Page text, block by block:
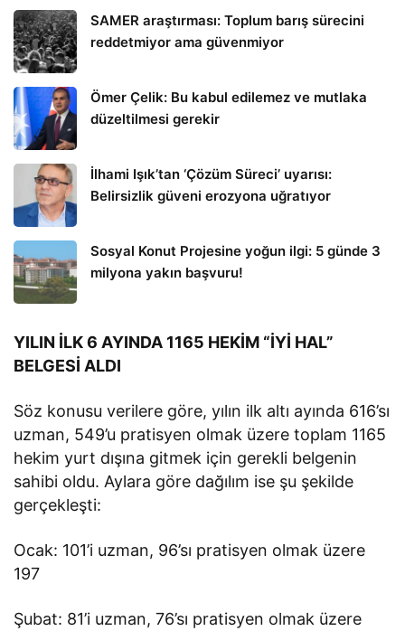
SAMER araştırması: Toplum barış sürecini
reddetmiyor ama güvenmiyor
Ömer Çelik: Bu kabul edilemez ve mutlaka
düzeltilmesi gerekir
İlhami Işık’tan ‘Çözüm Süreci’ uyarısı:
Belirsizlik güveni erozyona uğratıyor
Sosyal Konut Projesine yoğun ilgi: 5 günde 3
milyona yakın başvuru!
YILIN İLK 6 AYINDA 1165 HEKİM “İYİ HAL”
BELGESİ ALDI
Söz konusu verilere göre, yılın ilk altı ayında 616’sı
uzman, 549’u pratisyen olmak üzere toplam 1165
hekim yurt dışına gitmek için gerekli belgenin
sahibi oldu. Aylara göre dağılım ise şu şekilde
gerçekleşti:
Ocak: 101’i uzman, 96’sı pratisyen olmak üzere
197
Şubat: 81’i uzman, 76’sı pratisyen olmak üzere